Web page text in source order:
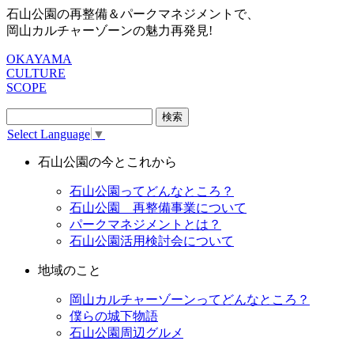
石山公園の再整備＆パークマネジメントで、
岡山カルチャーゾーンの魅力再発見!
OKAYAMA
CULTURE
SCOPE
索:
Select Language ▼
石山公園の今とこれから
石山公園ってどんなところ？
石山公園 再整備事業について
パークマネジメントとは？
石山公園活用検討会について
地域のこと
岡山カルチャーゾーンってどんなところ？
僕らの城下物語
石山公園周辺グルメ